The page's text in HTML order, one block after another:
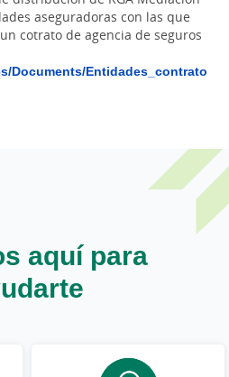
aseguradoras con las que
cotrato de agencia de seguros
Documents/Entidades_contrato
aquí para